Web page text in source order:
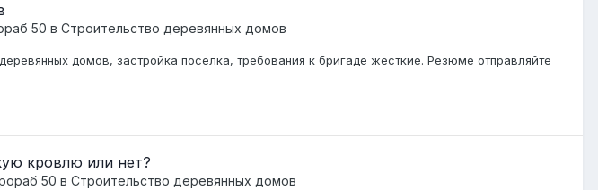
50 в Строительство деревянных домов
домов, застройка поселка, требования к бригаде жесткие. Резюме отправляйте
кровлю или нет?
50 в Строительство деревянных домов